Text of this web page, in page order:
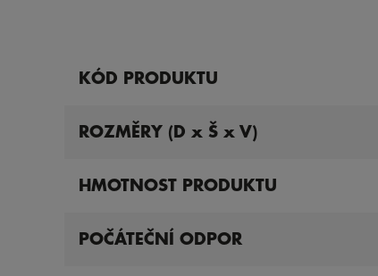
KÓD PRODUKTU
ROZMĚRY (D x Š x V)
HMOTNOST PRODUKTU
POČÁTEČNÍ ODPOR